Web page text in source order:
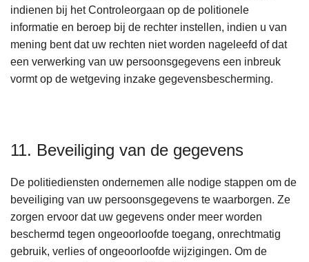
indienen bij het Controleorgaan op de politionele
informatie en beroep bij de rechter instellen, indien u van
mening bent dat uw rechten niet worden nageleefd of dat
een verwerking van uw persoonsgegevens een inbreuk
vormt op de wetgeving inzake gegevensbescherming.
11. Beveiliging van de gegevens
De politiediensten ondernemen alle nodige stappen om de
beveiliging van uw persoonsgegevens te waarborgen. Ze
zorgen ervoor dat uw gegevens onder meer worden
beschermd tegen ongeoorloofde toegang, onrechtmatig
gebruik, verlies of ongeoorloofde wijzigingen. Om de